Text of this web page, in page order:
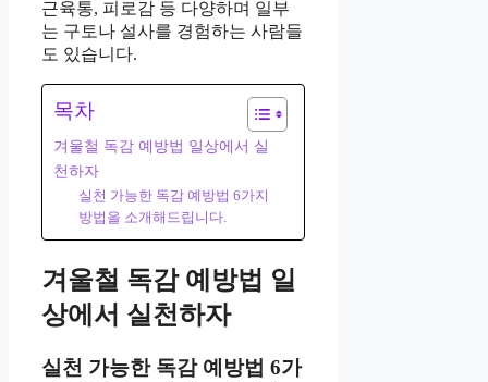
근육통, 피로감 등 다양하며 일부
는 구토나 설사를 경험하는 사람들
도 있습니다.
목차
겨울철 독감 예방법 일상에서 실
천하자
실천 가능한 독감 예방법 6가지
방법을 소개해드립니다.
겨울철 독감 예방법 일
상에서 실천하자
실천 가능한 독감 예방법 6가